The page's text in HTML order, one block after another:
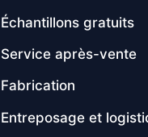
Échantillons gratuits
Service après-vente
Fabrication
Entreposage et